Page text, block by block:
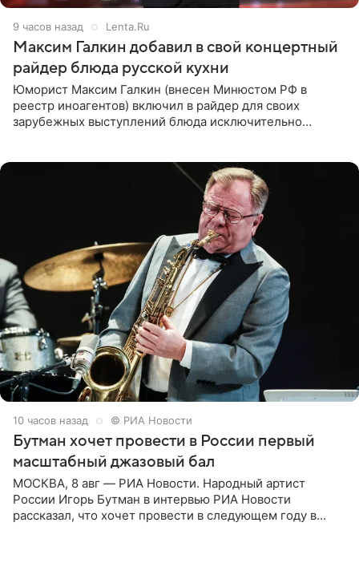
9 часов назад Lenta.Ru
Максим Галкин добавил в свой концертный
райдер блюда русской кухни
Юморист Максим Галкин (внесен Минюстом РФ в
реестр иноагентов) включил в райдер для своих
зарубежных выступлений блюда исключительно
10 часов назад © РИА Новости
Бутман хочет провести в России первый
масштабный джазовый бал
МОСКВА, 8 авг — РИА Новости. Народный артист
России Игорь Бутман в интервью РИА Новости
рассказал, что хочет провести в следующем году в